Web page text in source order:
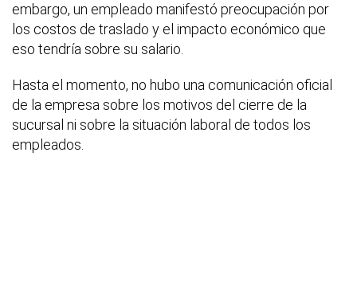
embargo, un empleado manifestó preocupación por
los costos de traslado y el impacto económico que
eso tendría sobre su salario.
Hasta el momento, no hubo una comunicación oficial
de la empresa sobre los motivos del cierre de la
sucursal ni sobre la situación laboral de todos los
empleados.